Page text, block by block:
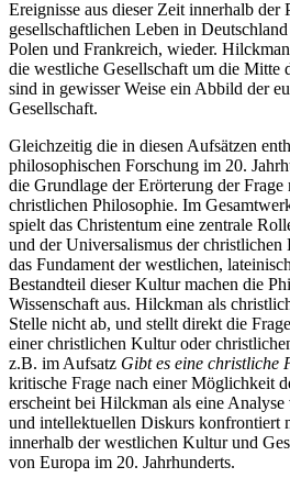
Ereignisse aus dieser Zeit innerhalb der
gesellschaftlichen Leben in
Polen und Frankreich, wieder.
die westliche Gesellschaft um die Mitte
sind in gewisser Weise ein Abbild der
Gesellschaft.
Gleichzeitig die in diesen Aufsätzen
philosophischen Forschung im 20.
die Grundlage der Erörterung der
christlichen Philosophie. Im
spielt das Christentum eine zentrale
und der Universalismus der
das Fundament der westlichen,
Bestandteil dieser Kultur machen die
Wissenschaft aus. Hilckman als
Stelle nicht ab, und stellt direkt die
einer christlichen Kultur oder
z.B. im Aufsatz Gibt es eine christliche
kritische Frage nach einer Möglichkeit
erscheint bei Hilckman als eine
und intellektuellen Diskurs konfrontiert
innerhalb der westlichen Kultur und
von Europa im 20. Jahrhunderts.